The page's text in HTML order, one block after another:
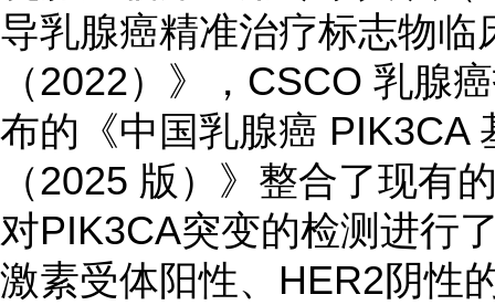
导乳腺癌精准治疗标志物临
（2022）》，CSCO 乳腺
布的《中国乳腺癌 PIK3CA
（2025 版）》整合了现有
对PIK3CA突变的检测进行
激素受体阳性、HER2阴性